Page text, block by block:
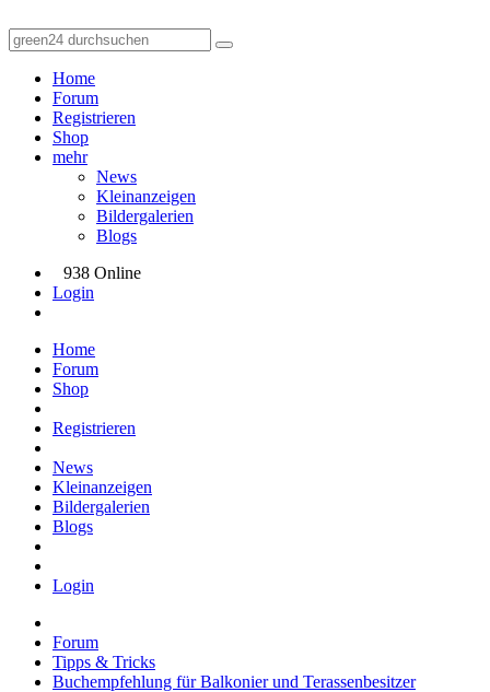
Home
Forum
Registrieren
Shop
mehr
News
Kleinanzeigen
Bildergalerien
Blogs
938 Online
Login
Home
Forum
Shop
Registrieren
News
Kleinanzeigen
Bildergalerien
Blogs
Login
Forum
Tipps & Tricks
Buchempfehlung für Balkonier und Terassenbesitzer